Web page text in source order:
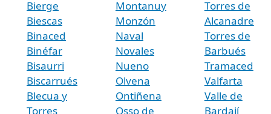
Bierge
Biescas
Binaced
Binéfar
Bisaurri
Biscarrués
Blecua y
Torres
Montanuy
Monzón
Naval
Novales
Nueno
Olvena
Ontiñena
Osso de
Torres de
Alcanadre
Torres de
Barbués
Tramaced
Valfarta
Valle de
Bardají